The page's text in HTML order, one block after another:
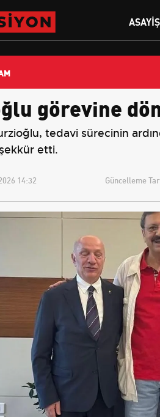
ASAYIŞ
görevine
tedavi sürecinin
etti.
14:32 Güncelleme